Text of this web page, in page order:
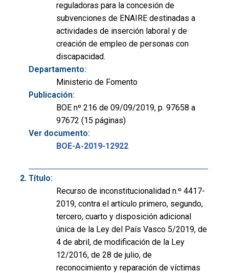
reguladoras para la concesión de
subvenciones de ENAIRE destinadas a
actividades de inserción laboral y de
creación de empleo de personas con
discapacidad.
Departamento:
Ministerio de Fomento
Publicación:
BOE nº 216 de 09/09/2019, p. 97658 a
97672 (15 páginas)
Ver documento:
BOE-A-2019-12922
Título:
Recurso de inconstitucionalidad n.º 4417-
2019, contra el artículo primero, segundo,
tercero, cuarto y disposición adicional
única de la Ley del País Vasco 5/2019, de
4 de abril, de modificación de la Ley
12/2016, de 28 de julio, de
reconocimiento y reparación de víctimas